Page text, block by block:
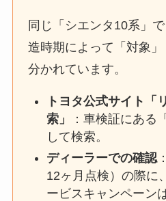
同じ「シエンタ10系」
造時期によって「対象」
分かれています。
トヨタ公式サイト「
索」
：車検証にある
して検索。
ディーラーでの確認
12ヶ月点検）の際に
ービスキャンペーン